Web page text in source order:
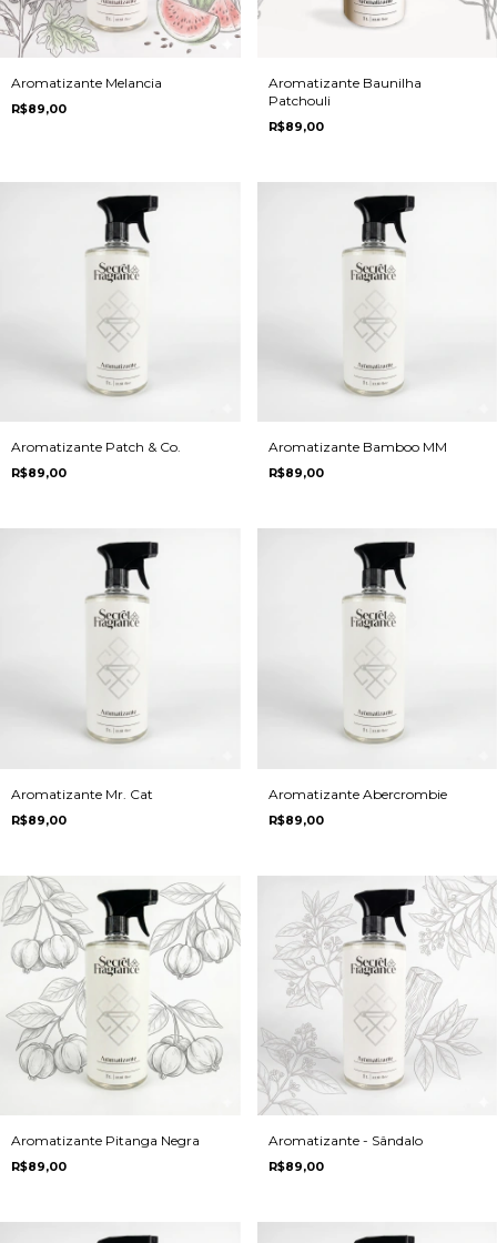
Aromatizante Melancia
R$89,00
Aromatizante Baunilha
Patchouli
R$89,00
Aromatizante Patch & Co.
R$89,00
Aromatizante Bamboo MM
R$89,00
Aromatizante Mr. Cat
R$89,00
Aromatizante Abercrombie
R$89,00
Aromatizante Pitanga Negra
R$89,00
Aromatizante - Sândalo
R$89,00